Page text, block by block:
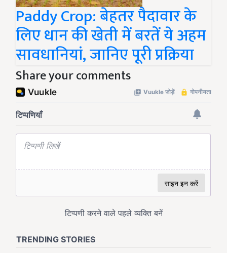
Paddy Crop: बेहतर पैदावार के
लिए धान की खेती में बरतें ये अहम
सावधानियां, जानिए पूरी प्रक्रिया
Share your comments